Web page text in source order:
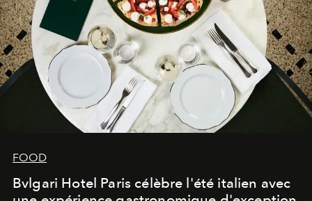
FOOD
Bvlgari Hotel Paris célèbre l'été italien avec